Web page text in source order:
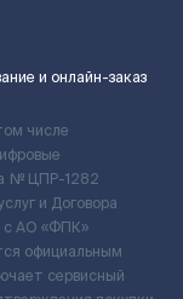
и онлайн-заказ
числе
№ ЦПР-1282
и Договора
c АО «ФПК»
официальным
сервисный